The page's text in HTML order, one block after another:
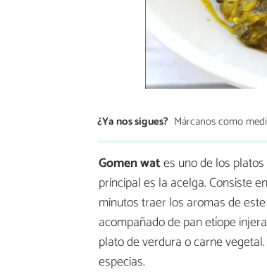
¿Ya nos sigues? Márcanos como
Gomen wates uno de los
principal es la acelga. Consiste
minutos traer los aromas de
acompañado de pan etíope
plato de verdura o carne
especias.